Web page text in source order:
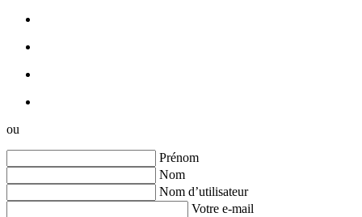
ou
Prénom
Nom
Nom d’utilisateur
Votre e-mail